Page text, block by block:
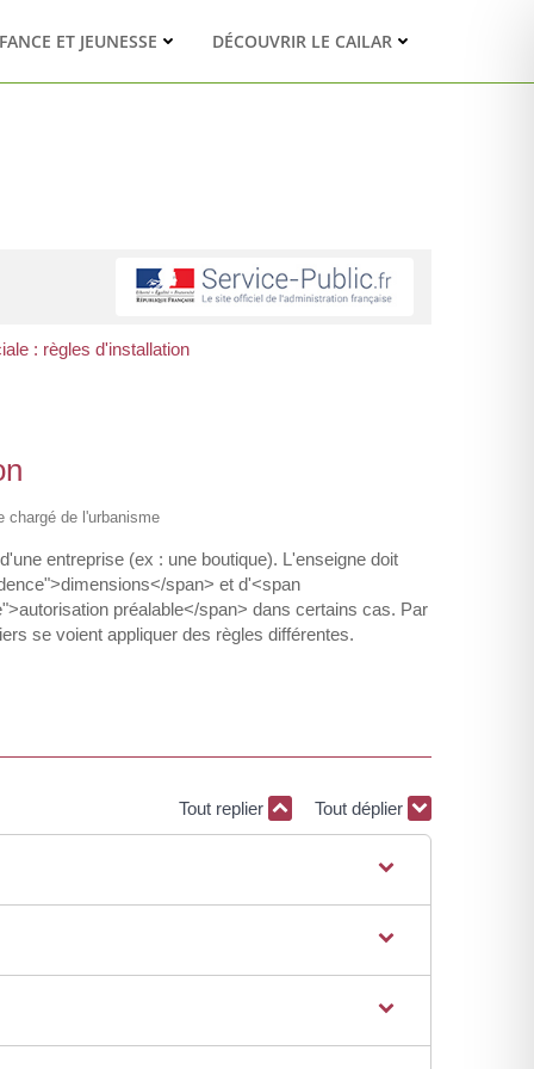
ET JEUNESSE DÉCOUVRIR LE CAILAR
: règles d'installation
chargé de l'urbanisme
entreprise (ex : une boutique). L'enseigne doit
span> et d'<span
préalable</span> dans certains cas. Par
se voient appliquer des règles différentes.
Tout replier Tout déplier